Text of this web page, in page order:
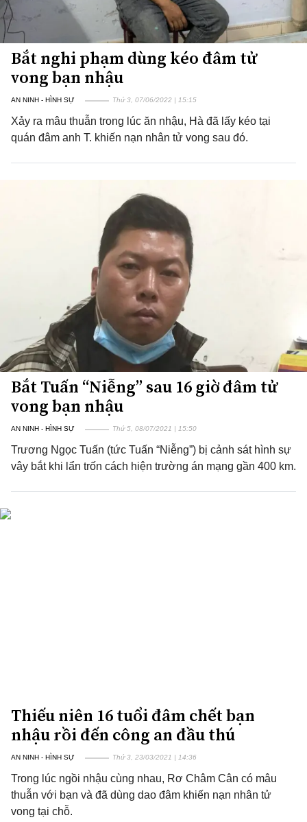
Bắt nghi phạm dùng kéo đâm tử
vong bạn nhậu
AN NINH - HÌNH SỰ Thứ 3, 07/06/2022 | 15:15
Xảy ra mâu thuẫn trong lúc ăn nhậu, Hà đã lấy kéo tại
quán đâm anh T. khiến nạn nhân tử vong sau đó.
Bắt Tuấn “Niễng” sau 16 giờ đâm tử
vong bạn nhậu
AN NINH - HÌNH SỰ Thứ 5, 08/07/2021 | 15:50
Trương Ngọc Tuấn (tức Tuấn “Niễng”) bị cảnh sát hình sự
vây bắt khi lẩn trốn cách hiện trường án mạng gần 400 km.
Thiếu niên 16 tuổi đâm chết bạn
nhậu rồi đến công an đầu thú
AN NINH - HÌNH SỰ Thứ 3, 23/03/2021 | 14:36
Trong lúc ngồi nhậu cùng nhau, Rơ Châm Cân có mâu
thuẫn với bạn và đã dùng dao đâm khiến nạn nhân tử
vong tại chỗ.